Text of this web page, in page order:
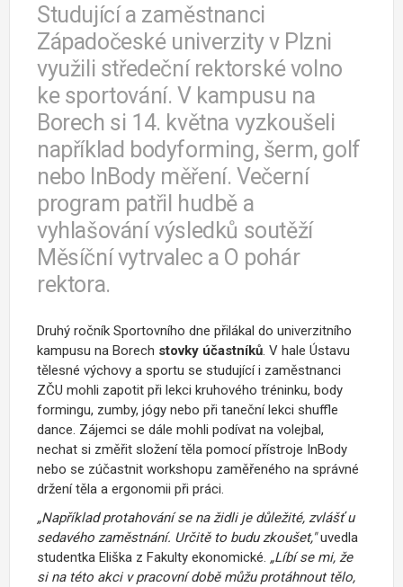
Studující a zaměstnanci
Západočeské univerzity v Plzni
využili středeční rektorské volno
ke sportování. V kampusu na
Borech si 14. května vyzkoušeli
například bodyforming, šerm, golf
nebo InBody měření. Večerní
program patřil hudbě a
vyhlašování výsledků soutěží
Měsíční vytrvalec a O pohár
rektora.
Druhý ročník Sportovního dne přilákal do univerzitního
kampusu na Borech stovky účastníků. V hale Ústavu
tělesné výchovy a sportu se studující i zaměstnanci
ZČU mohli zapotit při lekci kruhového tréninku, body
formingu, zumby, jógy nebo při taneční lekci shuffle
dance. Zájemci se dále mohli podívat na volejbal,
nechat si změřit složení těla pomocí přístroje InBody
nebo se zúčastnit workshopu zaměřeného na správné
držení těla a ergonomii při práci.
„Například protahování se na židli je důležité, zvlášť u
sedavého zaměstnání. Určitě to budu zkoušet,"uvedla
studentka Eliška z Fakulty ekonomické. „Líbí se mi, že
si na této akci v pracovní době můžu protáhnout tělo,